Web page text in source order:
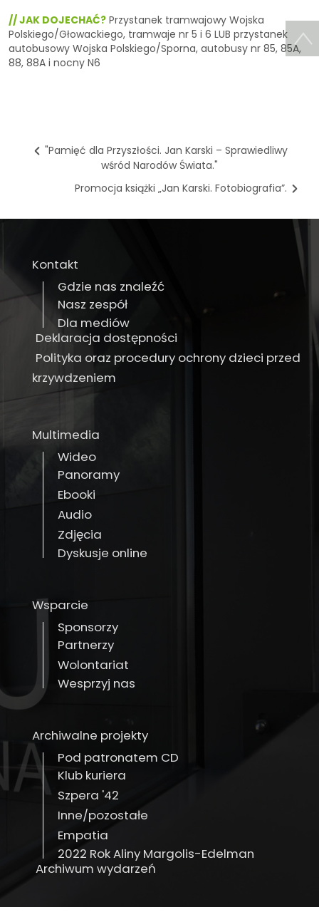
// JAK DOJECHAĆ? Przystanek tramwajowy Wojska
Polskiego/Głowackiego, tramwaje nr 5 i 6 LUB przystanek
autobusowy Wojska Polskiego/Sporna, autobusy nr 85, 85A,
88, 88A i nocny N6
"Pamięć dla Przyszłości. Jan Karski – Sprawiedliwy
wśród Narodów Świata."
Promocja książki „Jan Karski. Fotobiografia”.
Kontakt
Gdzie nas znaleźć
Nasz zespół
Dla mediów
Deklaracja dostępności
Polityka oraz procedury ochrony dzieci przed
krzywdzeniem
Multimedia
Wideo
Panoramy
Ebooki
Audio
Zdjęcia
Dyskusje online
Wsparcie
Sponsorzy
Partnerzy
Wolontariat
Wesprzyj nas
Archiwalne projekty
Pod patronatem CD
Klub kuriera
Szpera '42
Inne/pozostałe
Empatia
2022 Rok Aliny Margolis-Edelman
Archiwum wydarzeń